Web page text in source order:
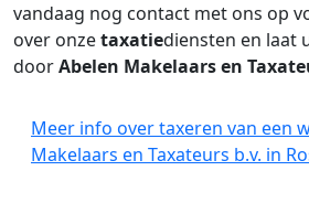
vandaag nog contact met ons op
over onzetaxatiediensten en laat
doorAbelen Makelaars en
Meer info over taxeren van een
Makelaars en Taxateurs b.v. in